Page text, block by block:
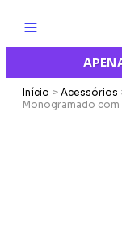
Início > Acessórios
Monogramado com